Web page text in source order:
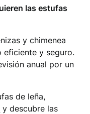
las estufas
y chimenea
eficiente y seguro.
anual por un
de leña,
y descubre las